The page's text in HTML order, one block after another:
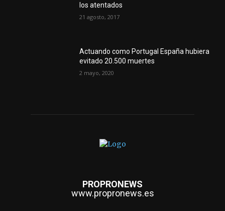
los atentados
21 agosto, 2017
Actuando como Portugal España hubiera
evitado 20.500 muertes
2 mayo, 2020
PROPRONEWS
www.propronews.es